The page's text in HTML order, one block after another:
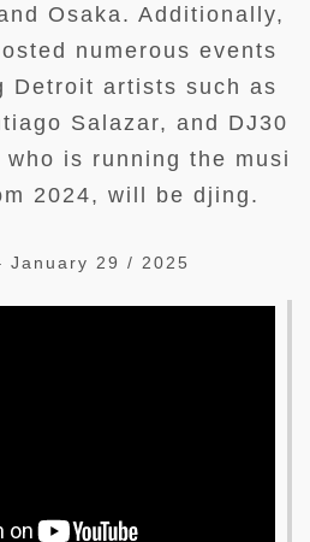
Osaka. Additionally,
numerous events
Detroit artists such as
Salazar, and DJ30
is running the musi
2024, will be djing.
January 29 / 2025